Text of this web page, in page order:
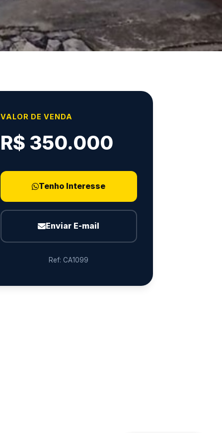
VALOR DE VENDA
R$ 350.000
Tenho Interesse
Enviar E-mail
Ref: CA1099